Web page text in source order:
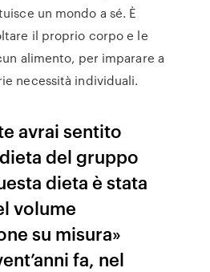
un mondo a sé. È
il proprio corpo e le
alimento, per imparare a
necessità individuali.
avrai sentito
del gruppo
dieta è stata
volume
su misura»
fa, nel